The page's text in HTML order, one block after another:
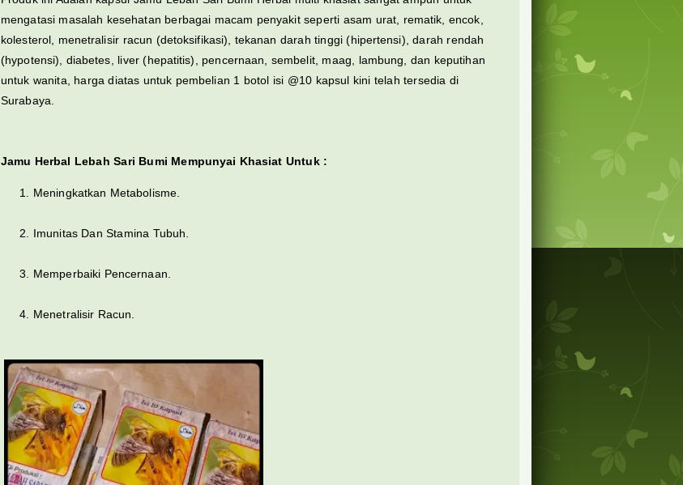
mengatasi masalah kesehatan berbagai macam penyakit seperti asam urat, rematik, encok,
kolesterol, menetralisir racun (detoksifikasi), tekanan darah tinggi (hipertensi), darah rendah
(hypotensi), diabetes, liver (hepatitis), pencernaan, sembelit, maag, lambung, dan keputihan
untuk wanita, harga diatas untuk pembelian 1 botol isi @10 kapsul kini telah tersedia di
Surabaya.
Jamu Herbal Lebah Sari Bumi Mempunyai Khasiat Untuk :
Meningkatkan Metabolisme.
Imunitas Dan Stamina Tubuh.
Memperbaiki Pencernaan.
Menetralisir Racun.